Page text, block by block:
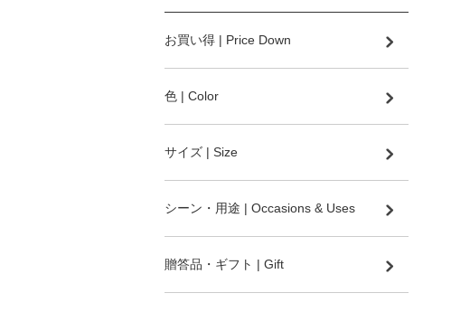
お買い得 | Price Down
色 | Color
サイズ | Size
シーン・用途 | Occasions & Uses
贈答品・ギフト | Gift